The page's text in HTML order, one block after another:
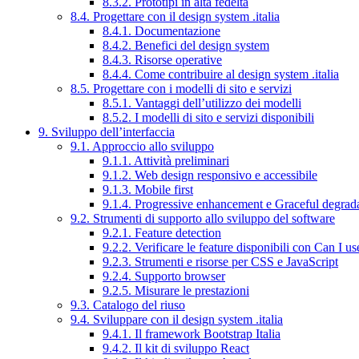
8.4. Progettare con il design system .italia
8.4.1. Documentazione
8.4.2. Benefici del design system
8.4.3. Risorse operative
8.4.4. Come contribuire al design system .italia
8.5. Progettare con i modelli di sito e servizi
8.5.1. Vantaggi dell’utilizzo dei modelli
8.5.2. I modelli di sito e servizi disponibili
9. Sviluppo dell’interfaccia
9.1. Approccio allo sviluppo
9.1.1. Attività preliminari
9.1.2. Web design responsivo e accessibile
9.1.3. Mobile first
9.1.4. Progressive enhancement e Graceful
9.2. Strumenti di supporto allo sviluppo del software
9.2.1. Feature detection
9.2.2. Verificare le feature disponibili con Can I
9.2.3. Strumenti e risorse per CSS e JavaScript
9.2.4. Supporto browser
9.2.5. Misurare le prestazioni
9.3. Catalogo del riuso
9.4. Sviluppare con il design system .italia
9.4.1. Il framework Bootstrap Italia
9.4.2. Il kit di sviluppo React